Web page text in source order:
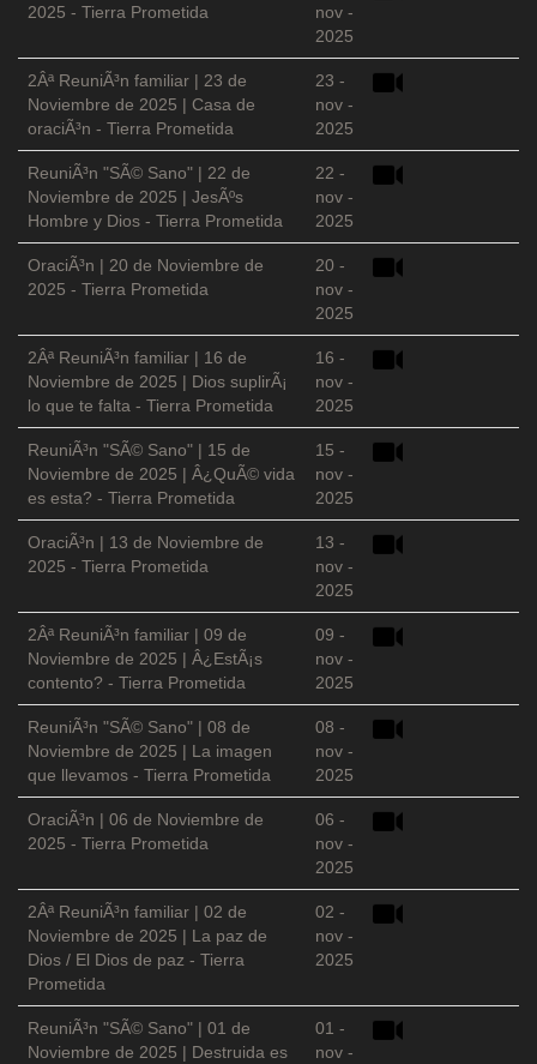
2025 - Tierra Prometida
nov -
2025
2Âª ReuniÃ³n familiar | 23 de
Noviembre de 2025 | Casa de
oraciÃ³n - Tierra Prometida
23 -
nov -
2025
ReuniÃ³n "SÃ© Sano" | 22 de
Noviembre de 2025 | JesÃºs
Hombre y Dios - Tierra Prometida
22 -
nov -
2025
OraciÃ³n | 20 de Noviembre de
2025 - Tierra Prometida
20 -
nov -
2025
2Âª ReuniÃ³n familiar | 16 de
Noviembre de 2025 | Dios suplirÃ¡
lo que te falta - Tierra Prometida
16 -
nov -
2025
ReuniÃ³n "SÃ© Sano" | 15 de
Noviembre de 2025 | Â¿QuÃ© vida
es esta? - Tierra Prometida
15 -
nov -
2025
OraciÃ³n | 13 de Noviembre de
2025 - Tierra Prometida
13 -
nov -
2025
2Âª ReuniÃ³n familiar | 09 de
Noviembre de 2025 | Â¿EstÃ¡s
contento? - Tierra Prometida
09 -
nov -
2025
ReuniÃ³n "SÃ© Sano" | 08 de
Noviembre de 2025 | La imagen
que llevamos - Tierra Prometida
08 -
nov -
2025
OraciÃ³n | 06 de Noviembre de
2025 - Tierra Prometida
06 -
nov -
2025
2Âª ReuniÃ³n familiar | 02 de
Noviembre de 2025 | La paz de
Dios / El Dios de paz - Tierra
Prometida
02 -
nov -
2025
ReuniÃ³n "SÃ© Sano" | 01 de
Noviembre de 2025 | Destruida es
01 -
nov -